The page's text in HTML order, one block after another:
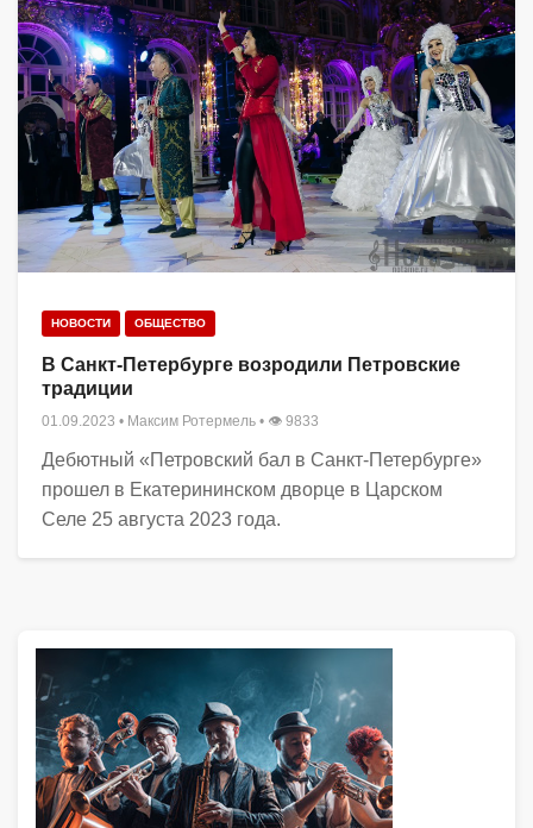
НОВОСТИ ОБЩЕСТВО
В Санкт-Петербурге возродили Петровские
традиции
01.09.2023 • Максим Ротермель • 👁 9833
Дебютный «Петровский бал в Санкт-Петербурге»
прошел в Екатерининском дворце в Царском
Селе 25 августа 2023 года.